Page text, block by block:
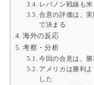
レバノン戦線も
合意の評価は、
で決まる
海外の反応
考察・分析
今回の合意は、
アメリカは勝利
した